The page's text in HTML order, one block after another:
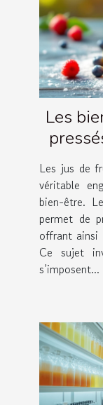
Les
Les jus de
véritable
bien-être.
permet de
offrant ainsi
Ce sujet
s’imposent...